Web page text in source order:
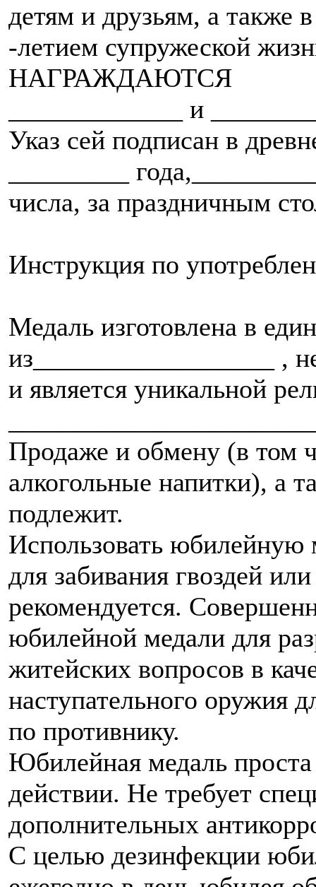
детям и друзьям, а также
-летием супружеской
НАГРАЖДАЮТСЯ
_____________ и
Указ сей подписан в
_________
числа, за праздничным
Инструкция по
Медаль изготовлена в
из__________________ ,
и является уникальной
Продаже и обмену (в том
алкогольные напитки), а
подлежит.
Использовать юбилейную
для забивания гвоздей
рекомендуется.
юбилейной медали для
житейских вопросов в
наступательного оружия
по противнику.
Юбилейная медаль проста
действии. Не требует
дополнительных
С целью дезинфекции